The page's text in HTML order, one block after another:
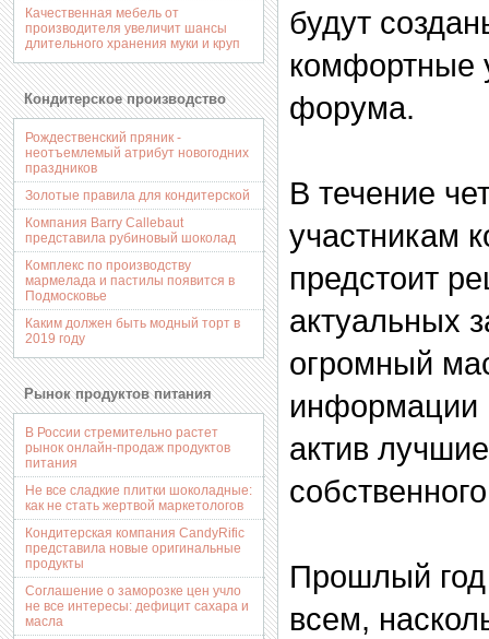
Качественная мебель от
производителя увеличит шансы
длительного хранения муки и круп
Кондитерское производство
Рождественский пряник -
неотъемлемый атрибут новогодних
праздников
Золотые правила для кондитерской
Компания Barry Callebaut
представила рубиновый шоколад
Комплекс по производству
мармелада и пастилы появится в
Подмосковье
Каким должен быть модный торт в
2019 году
Рынок продуктов питания
В России стремительно растет
рынок онлайн-продаж продуктов
питания
Не все сладкие плитки шоколадные:
как не стать жертвой маркетологов
Кондитерская компания CandyRific
представила новые оригинальные
продукты
Соглашение о заморозке цен учло
не все интересы: дефицит сахара и
масла
будут
комфортные
форума.
В течение
участникам
предстоит
актуальных
огромный
информации
актив
Прошлый
всем,